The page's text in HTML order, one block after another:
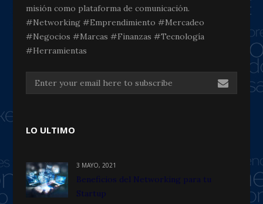
misión como plataforma de comunicación.
#Networking #Emprendimiento #Mercadeo
#Negocios #Marcas #Finanzas #Tecnología
#Herramientas
LO ULTIMO
3 MAYO, 2021
Beneficios del Networking para tu
Startup